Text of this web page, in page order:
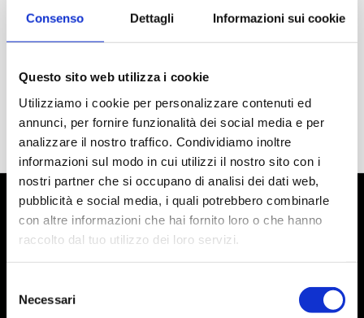
Consenso Dettagli Informazioni sui cookie
Questo sito web utilizza i cookie
Utilizziamo i cookie per personalizzare contenuti ed
annunci, per fornire funzionalità dei social media e per
analizzare il nostro traffico. Condividiamo inoltre
informazioni sul modo in cui utilizzi il nostro sito con i
nostri partner che si occupano di analisi dei dati web,
pubblicità e social media, i quali potrebbero combinarle
con altre informazioni che hai fornito loro o che hanno
raccolto dal tuo utilizzo dei loro servizi.
delNecessari